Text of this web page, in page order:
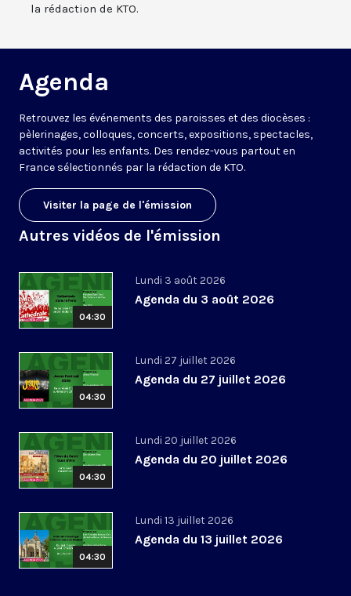
la rédaction de KTO.
Agenda
Retrouvez les événements des paroisses et des diocèses :
pèlerinages, colloques, concerts, expositions, spectacles,
activités pour les enfants. Des rendez-vous partout en
France sélectionnés par la rédaction de KTO.
Visiter la page de l'émission
Autres vidéos de l'émission
04:30
Lundi 3 août 2026
Agenda du 3 août 2026
04:30
Lundi 27 juillet 2026
Agenda du 27 juillet 2026
04:30
Lundi 20 juillet 2026
Agenda du 20 juillet 2026
04:30
Lundi 13 juillet 2026
Agenda du 13 juillet 2026